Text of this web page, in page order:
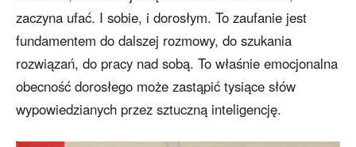
zaczyna ufać. I sobie, i dorosłym. To zaufanie jest
fundamentem do dalszej rozmowy, do szukania
rozwiązań, do pracy nad sobą. To właśnie emocjonalna
obecność dorosłego może zastąpić tysiące słów
wypowiedzianych przez sztuczną inteligencję.